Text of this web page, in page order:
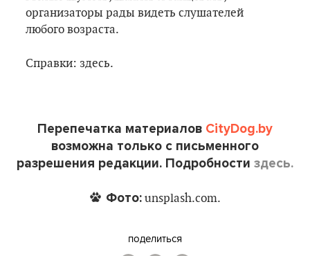
организаторы рады видеть слушателей
любого возраста.
Справки: здесь.
Перепечатка материалов CityDog.by
возможна только с письменного
разрешения редакции. Подробности здесь.
Фото:unsplash.com.
поделиться